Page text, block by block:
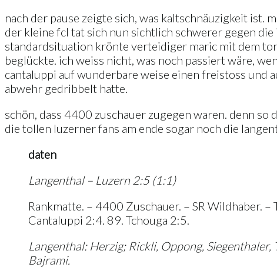
nach der pause zeigte sich, was kaltschnäuzigkeit
der kleine fcl tat sich nun sichtlich schwerer gegen
standardsituation krönte verteidiger maric mit dem
beglückte. ich weiss nicht, was noch passiert wäre,
cantaluppi auf wunderbare weise einen freistoss und
abwehr gedribbelt hatte.
schön, dass 4400 zuschauer zugegen waren. denn
die tollen luzerner fans am ende sogar noch die
daten
Langenthal – Luzern 2:5 (1:1)
Rankmatte. – 4400 Zuschauer. – SR Wildhaber.
Cantaluppi 2:4. 89. Tchouga 2:5.
Langenthal: Herzig; Rickli, Oppong,
Bajrami.